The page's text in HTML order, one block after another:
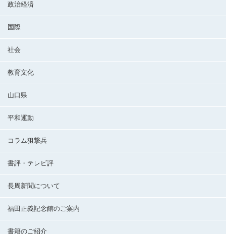
政治経済
国際
社会
教育文化
山口県
平和運動
コラム狙撃兵
書評・テレビ評
長周新聞について
福田正義記念館のご案内
書籍のご紹介